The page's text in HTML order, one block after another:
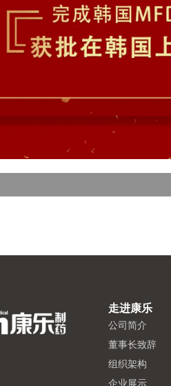
走进康乐
公司简介
董事长致辞
组织架构
企业展示